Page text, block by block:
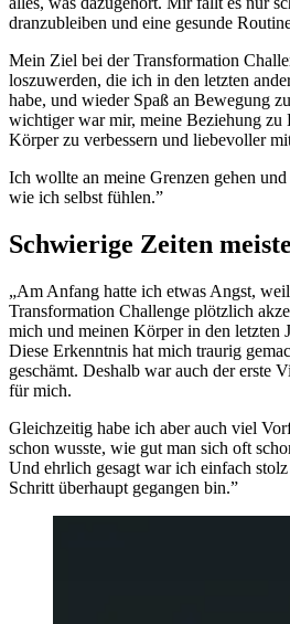
dranzubleiben und eine gesunde
Mein Ziel bei der Transformation
loszuwerden, die ich in den letzten
habe, und wieder Spaß an Bewegung
wichtiger war mir, meine Beziehung zu
Körper zu verbessern und liebevoller
Ich wollte an meine Grenzen gehen
wie ich selbst fühlen.”
Schwierige Zeiten
„Am Anfang hatte ich etwas Angst,
Transformation Challenge plötzlich
mich und meinen Körper in den letzten
Diese Erkenntnis hat mich traurig
geschämt. Deshalb war auch der erste
für mich.
Gleichzeitig habe ich aber auch viel
schon wusste, wie gut man sich oft
Und ehrlich gesagt war ich einfach
Schritt überhaupt gegangen bin.”